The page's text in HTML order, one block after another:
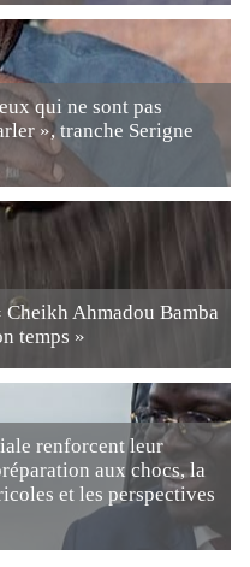
qui ne sont pas
», tranche Serigne
Ahmadou Bamba
temps »
renforcent leur
aux chocs, la
et les perspectives